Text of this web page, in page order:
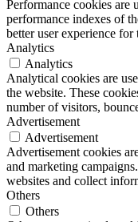
Performance cookies are
performance indexes of
better user experience for
Analytics
Analytics
Analytical cookies are
the website. These
number of visitors,
Advertisement
Advertisement
Advertisement cookies
and marketing
websites and collect
Others
Others